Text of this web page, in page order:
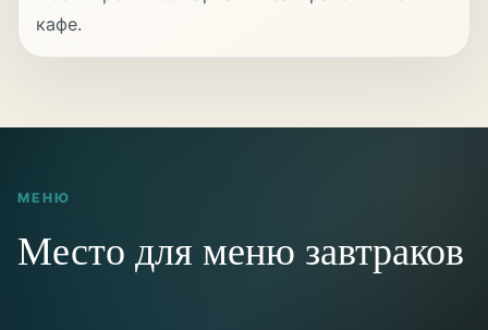
кафе.
МЕНЮ
Место для меню завтраков